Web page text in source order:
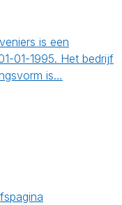
is een
01-1995. Het bedrijf
is…